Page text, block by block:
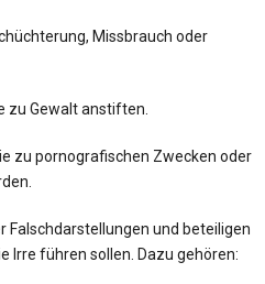
Missbrauch oder
zu Gewalt anstiften.
zu pornografischen Zwecken oder
Falschdarstellungen und beteiligen
Irre führen sollen. Dazu gehören: